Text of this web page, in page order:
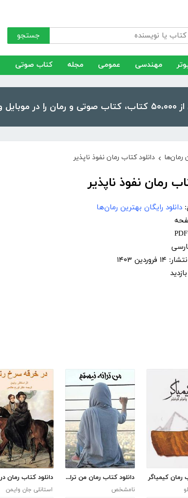
جستجو
مهندسی عمومی مجله کتاب صوتی
رمان‌ها › دانلود کتاب رمان نفوذ ناپذیر
دانلود رایگان بهترین رمان‌ها
۱۴۰۳
رمان کیمیاگر دانلود کتاب رمان من ترانه نیستم
نامشخص استانلی جان وایمن